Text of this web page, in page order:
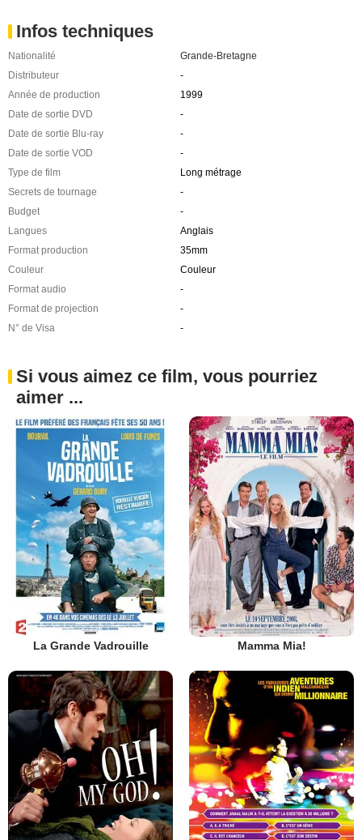
Infos techniques
Nationalité
Grande-Bretagne
Distributeur
-
Année de production
1999
Date de sortie DVD
-
Date de sortie Blu-ray
-
Date de sortie VOD
-
Type de film
Long métrage
Secrets de tournage
-
Budget
-
Langues
Anglais
Format production
35mm
Couleur
Couleur
Format audio
-
Format de projection
-
N° de Visa
-
Si vous aimez ce film, vous pourriez
aimer ...
La Grande Vadrouille Mamma Mia!